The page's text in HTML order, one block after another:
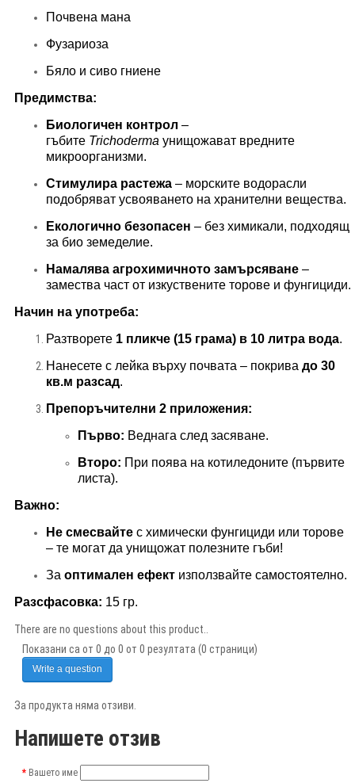
Почвена мана
Фузариоза
Бяло и сиво гниене
Предимства:
Биологичен контрол –
гъбите Trichoderma унищожават вредните
микроорганизми.
Стимулира растежа – морските водорасли
подобряват усвояването на хранителни вещества.
Екологично безопасен – без химикали, подходящ
за био земеделие.
Намалява агрохимичното замърсяване –
замества част от изкуствените торове и фунгициди.
Начин на употреба:
Разтворете 1 пликче (15 грама) в 10 литра вода.
Нанесете с лейка върху почвата – покрива до 30
кв.м разсад.
Препоръчителни 2 приложения:
Първо: Веднага след засяване.
Второ: При поява на котиледоните (първите
листа).
Важно:
Не смесвайте с химически фунгициди или торове
– те могат да унищожат полезните гъби!
За оптимален ефект използвайте самостоятелно.
Разсфасовка: 15 гр.
There are no questions about this product..
Показани са от 0 до 0 от 0 резултата (0 страници)
Write a question
За продукта няма отзиви.
Напишете отзив
Вашето име